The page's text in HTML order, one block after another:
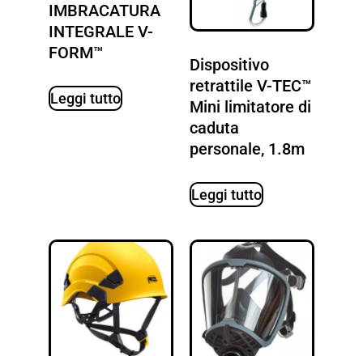
IMBRACATURA
INTEGRALE V-
FORM™
Leggi tutto
Dispositivo
retrattile V-TEC™
Mini limitatore di
caduta
personale, 1.8m
Leggi tutto